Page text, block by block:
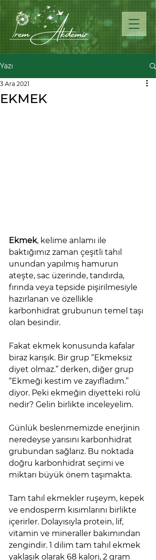
Yazı
EKMEK
3 Ara 2021
Ekmek, kelime anlamı ile
baktığımız zaman çeşitli tahıl
unundan yapılmış hamurun
ateşte, sac üzerinde, tandırda,
fırında veya tepside pişirilmesiyle
hazırlanan ve özellikle
karbonhidrat grubunun temel taşı
olan besindir.
Fakat ekmek konusunda kafalar
biraz karışık. Bir grup “Ekmeksiz
diyet olmaz.” derken, diğer grup
“Ekmeği kestim ve zayıfladım.”
diyor. Peki ekmeğin diyetteki rolü
nedir? Gelin birlikte inceleyelim.
Günlük beslenmemizde enerjinin
neredeyse yarısını karbonhidrat
grubundan sağlarız. Bu noktada
doğru karbonhidrat seçimi ve
miktarı büyük önem taşımakta.
Tam tahıl ekmekler ruşeym, kepek
ve endosperm kısımlarını birlikte
içerirler. Dolayısıyla protein, lif,
vitamin ve mineraller bakımından
zengindir. 1 dilim tam tahıl ekmek
yaklaşık olarak 68 kalori, 2 gram